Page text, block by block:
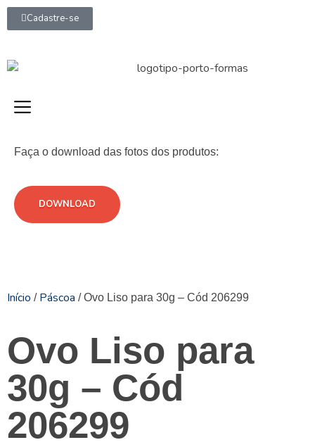
Cadastre-se
Faça o download das fotos dos produtos:
DOWNLOAD
Início / Páscoa / Ovo Liso para 30g – Cód 206299
Ovo Liso para
30g – Cód
206299